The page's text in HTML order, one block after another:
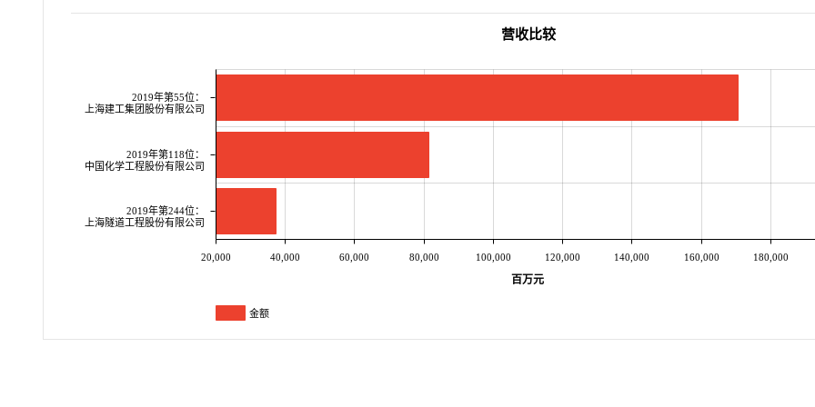
2019年第55位：
上海建工集团股份有限公司
2019年第118位：
中国化学工程股份有限公司
2019年第244位：
上海隧道工程股份有限公司
20,000 40,000 60,000 80,000 100,000 120,000 140,000 160,000 180,000
百万元
营收比较
金额